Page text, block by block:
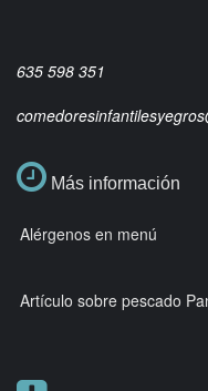
635 598 351
Más información
Alérgenos en menú
Artículo sobre pescado